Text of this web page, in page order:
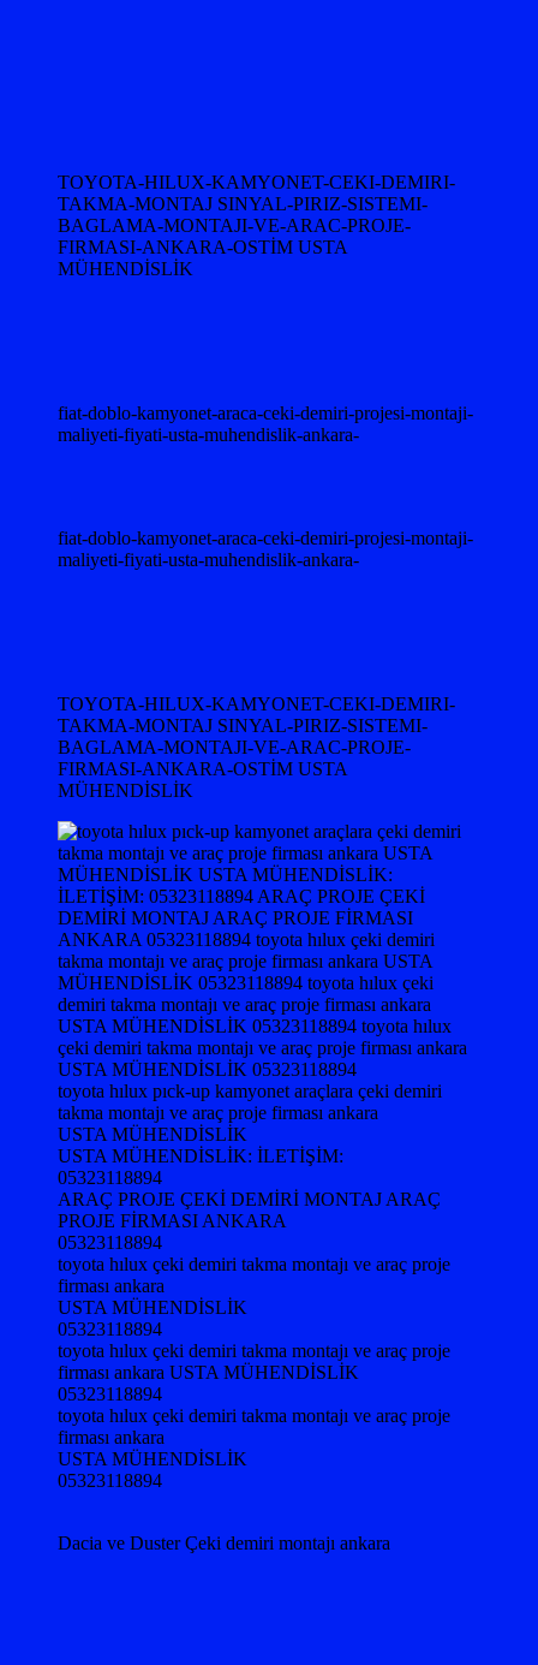
TOYOTA-HILUX-KAMYONET-CEKI-DEMIRI-
TAKMA-MONTAJ SINYAL-PIRIZ-SISTEMI-
BAGLAMA-MONTAJI-VE-ARAC-PROJE-
FIRMASI-ANKARA-OSTİM USTA
MÜHENDİSLİK
fiat-doblo-kamyonet-araca-ceki-demiri-projesi-montaji-
maliyeti-fiyati-usta-muhendislik-ankara-
fiat-doblo-kamyonet-araca-ceki-demiri-projesi-montaji-
maliyeti-fiyati-usta-muhendislik-ankara-
TOYOTA-HILUX-KAMYONET-CEKI-DEMIRI-
TAKMA-MONTAJ SINYAL-PIRIZ-SISTEMI-
BAGLAMA-MONTAJI-VE-ARAC-PROJE-
FIRMASI-ANKARA-OSTİM USTA
MÜHENDİSLİK
toyota hılux pıck-up kamyonet araçlara çeki demiri
takma montajı ve araç proje firması ankara
USTA MÜHENDİSLİK
USTA MÜHENDİSLİK: İLETİŞİM:
05323118894
ARAÇ PROJE ÇEKİ DEMİRİ MONTAJ ARAÇ
PROJE FİRMASI ANKARA
05323118894
toyota hılux çeki demiri takma montajı ve araç proje
firması ankara
USTA MÜHENDİSLİK
05323118894
toyota hılux çeki demiri takma montajı ve araç proje
firması ankara USTA MÜHENDİSLİK
05323118894
toyota hılux çeki demiri takma montajı ve araç proje
firması ankara
USTA MÜHENDİSLİK
05323118894
Dacia ve Duster Çeki demiri montajı ankara